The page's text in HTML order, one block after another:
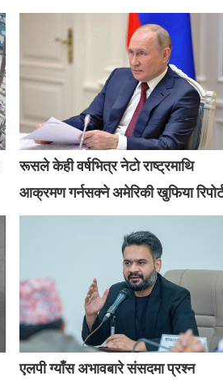
रूसले केही वर्षभित्र नेटो राष्ट्रमाथि
आक्रमण गर्नसक्ने अमेरिकी खुफिया
एलपी ग्याँस अभावबारे संसदमा प्रश्न